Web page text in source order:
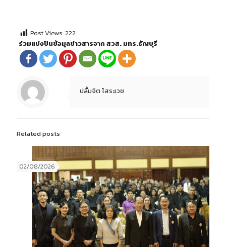
Post Views:222
ร่วมแบ่งปันข้อมูลข่าวสารจาก สวส. มทร.ธัญบุรี
ปลื้มจิต โสระเวช
Related posts
02/08/2026